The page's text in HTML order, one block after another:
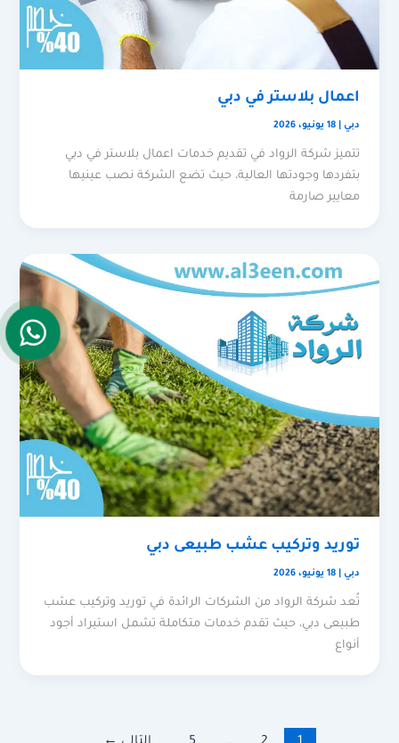
اعمال بلاستر في دبي
دبي |18 يونيو، 2026
تتميز شركة الرواد في تقديم خدمات اعمال بلاستر في دبي
بتفردها وجودتها العالية، حيث تضع الشركة نصب عينيها
معايير صارمة
توريد وتركيب عشب طبيعى دبي
دبي |18 يونيو، 2026
تُعد شركة الرواد من الشركات الرائدة في توريد وتركيب عشب
طبيعى دبي، حيث تقدم خدمات متكاملة تشمل استيراد أجود
أنواع